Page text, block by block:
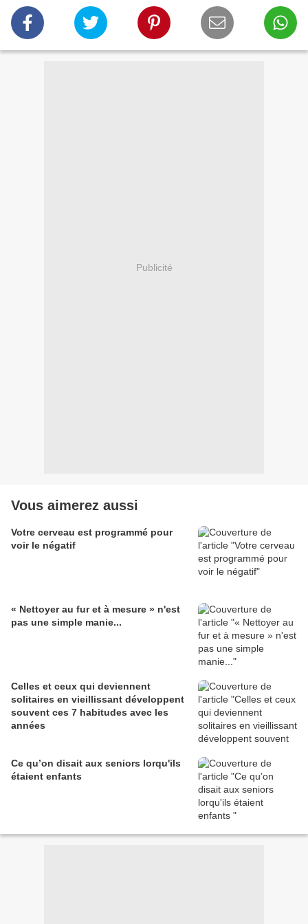
Publicité
Vous aimerez aussi
Votre cerveau est programmé pour
voir le négatif
« Nettoyer au fur et à mesure » n'est
pas une simple manie...
Celles et ceux qui deviennent
solitaires en vieillissant développent
souvent ces 7 habitudes avec les
années
Ce qu’on disait aux seniors lorqu'ils
étaient enfants